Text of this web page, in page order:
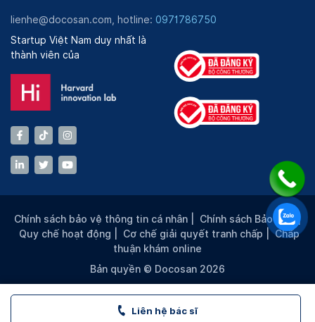
Liên hệ bác sĩ
lienhe@docosan.com, hotline: 0971786750
Startup Việt Nam duy nhất là
thành viên của
Chính sách bảo vệ thông tin cá nhân Chính sách Bảo mật |
Quy chế hoạt động
Cơ chế giải quyết tranh chấp |Chấp
thuận khám online
Bản quyền © Docosan 2026